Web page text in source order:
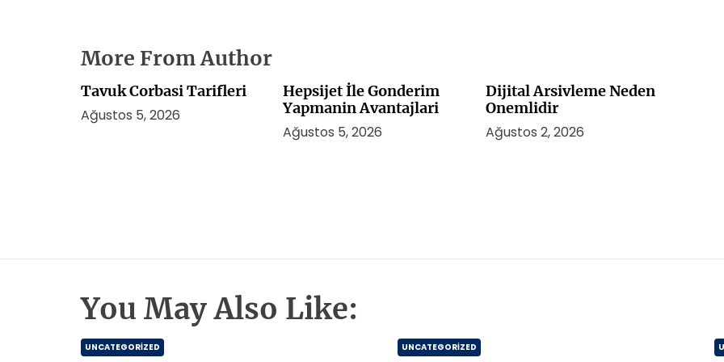
More From Author
Tavuk Corbasi Tarifleri
Ağustos 5, 2026
Hepsijet İle Gonderim
Yapmanin Avantajlari
Ağustos 5, 2026
Dijital Arsivleme Neden
Onemlidir
Ağustos 2, 2026
You May Also Like:
UNCATEGORIZED UNCATEGORIZED